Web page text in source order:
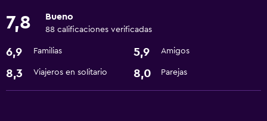
Senderismo
Accesibilidad y adecuación
Áreas designadas para fumadores
7,8 Bueno
88 calificaciones verificadas
6,9 Familias 5,9 Amigos
8,3 Viajeros en solitario 8,0 Parejas